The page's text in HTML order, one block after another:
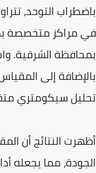
في مراكز متخصصة
بمحافظة الشرقية.
بالإضافة إلى
تحليل سيكومتري
أظهرت النتائج أن
الجودة، مما يجعله